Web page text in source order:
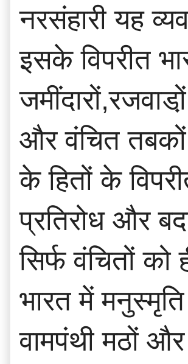
नरसंहारी यह
इसके विपरीत
और वंचित तबकों
के हितों के
प्रतिरोध और
सिर्फ वंचितों
भारत में
वामपंथी मठों